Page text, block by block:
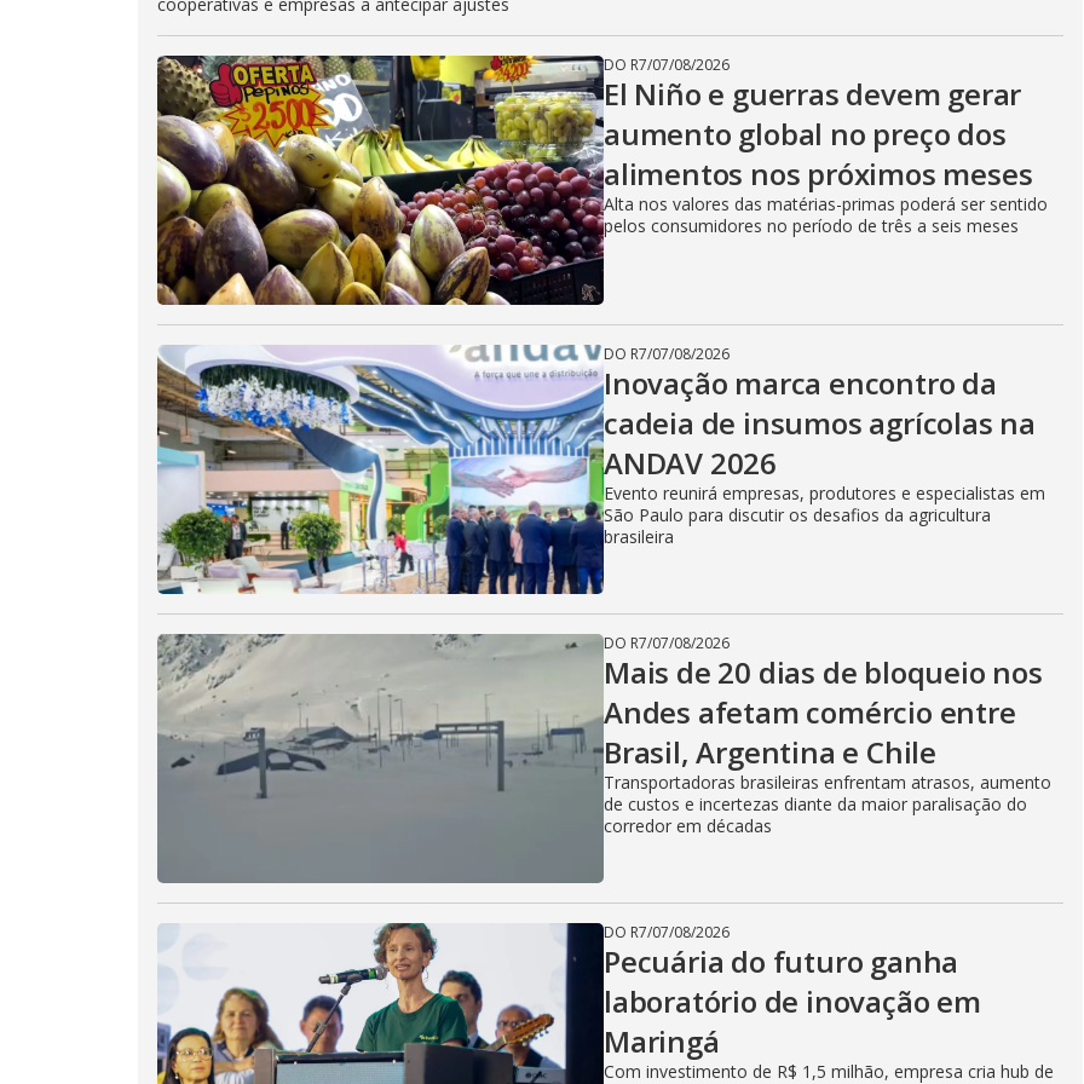
DO R7/07/08/2026
El Niño e guerras devem gerar
aumento global no preço dos
alimentos nos próximos meses
Alta nos valores das matérias-primas poderá ser sentido
pelos consumidores no período de três a seis meses
DO R7/07/08/2026
Inovação marca encontro da
cadeia de insumos agrícolas na
ANDAV 2026
Evento reunirá empresas, produtores e especialistas em
São Paulo para discutir os desafios da agricultura
brasileira
DO R7/07/08/2026
Mais de 20 dias de bloqueio nos
Andes afetam comércio entre
Brasil, Argentina e Chile
Transportadoras brasileiras enfrentam atrasos, aumento
de custos e incertezas diante da maior paralisação do
corredor em décadas
DO R7/07/08/2026
Pecuária do futuro ganha
laboratório de inovação em
Maringá
Com investimento de R$ 1,5 milhão, empresa cria hub de